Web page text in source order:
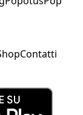
Contatti